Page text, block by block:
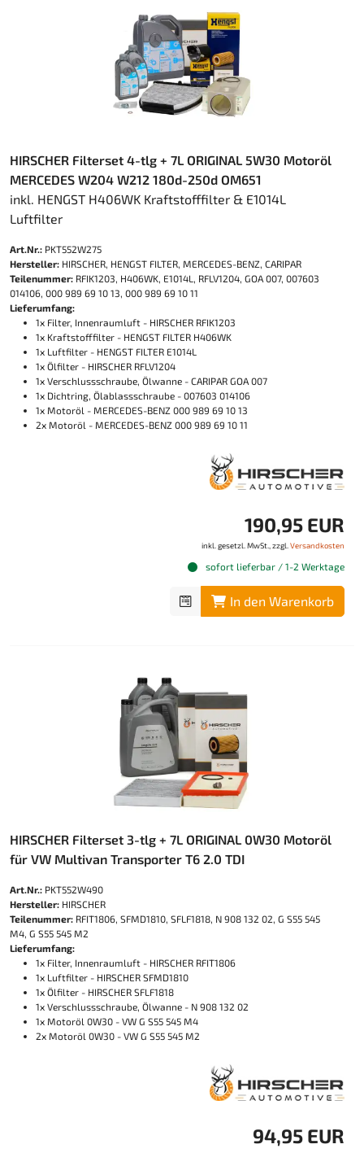
HIRSCHER Filterset 4-tlg + 7L ORIGINAL 5W30 Motoröl
MERCEDES W204 W212 180d-250d OM651
inkl. HENGST H406WK Kraftstofffilter & E1014L
Luftfilter
Art.Nr.: PKT552W275
Hersteller: HIRSCHER, HENGST FILTER, MERCEDES-BENZ, CARIPAR
Teilenummer: RFIK1203, H406WK, E1014L, RFLV1204, GOA 007, 007603
014106, 000 989 69 10 13, 000 989 69 10 11
Lieferumfang:
1x Filter, Innenraumluft - HIRSCHER RFIK1203
1x Kraftstofffilter - HENGST FILTER H406WK
1x Luftfilter - HENGST FILTER E1014L
1x Ölfilter - HIRSCHER RFLV1204
1x Verschlussschraube, Ölwanne - CARIPAR GOA 007
1x Dichtring, Ölablassschraube - 007603 014106
1x Motoröl - MERCEDES-BENZ 000 989 69 10 13
2x Motoröl - MERCEDES-BENZ 000 989 69 10 11
190,95 EUR
inkl. gesetzl. MwSt., zzgl. Versandkosten
sofort lieferbar / 1-2 Werktage
In den Warenkorb
HIRSCHER Filterset 3-tlg + 7L ORIGINAL 0W30 Motoröl
für VW Multivan Transporter T6 2.0 TDI
Art.Nr.: PKT552W490
Hersteller: HIRSCHER
Teilenummer: RFIT1806, SFMD1810, SFLF1818, N 908 132 02, G S55 545
M4, G S55 545 M2
Lieferumfang:
1x Filter, Innenraumluft - HIRSCHER RFIT1806
1x Luftfilter - HIRSCHER SFMD1810
1x Ölfilter - HIRSCHER SFLF1818
1x Verschlussschraube, Ölwanne - N 908 132 02
1x Motoröl 0W30 - VW G S55 545 M4
2x Motoröl 0W30 - VW G S55 545 M2
94,95 EUR